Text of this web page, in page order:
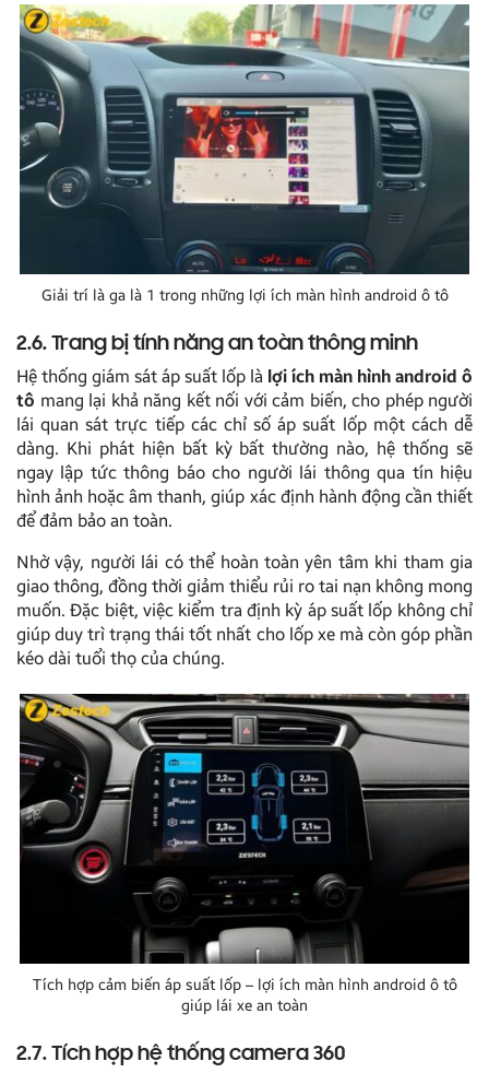
Giải trí là ga là 1 trong những lợi ích màn hình android ô tô
2.6. Trang bị tính năng an toàn thông minh
Hệ thống giám sát áp suất lốp là lợi ích màn hình android ô
tô mang lại khả năng kết nối với cảm biến, cho phép người
lái quan sát trực tiếp các chỉ số áp suất lốp một cách dễ
dàng. Khi phát hiện bất kỳ bất thường nào, hệ thống sẽ
ngay lập tức thông báo cho người lái thông qua tín hiệu
hình ảnh hoặc âm thanh, giúp xác định hành động cần thiết
để đảm bảo an toàn.
Nhờ vậy, người lái có thể hoàn toàn yên tâm khi tham gia
giao thông, đồng thời giảm thiểu rủi ro tai nạn không mong
muốn. Đặc biệt, việc kiểm tra định kỳ áp suất lốp không chỉ
giúp duy trì trạng thái tốt nhất cho lốp xe mà còn góp phần
kéo dài tuổi thọ của chúng.
Tích hợp cảm biến áp suất lốp – lợi ích màn hình android ô tô
giúp lái xe an toàn
2.7. Tích hợp hệ thống camera 360